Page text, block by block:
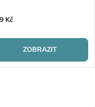
Kč
ZOBRAZIT